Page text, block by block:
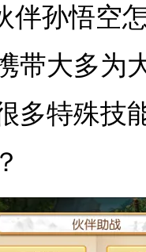
伴孙悟空
带大多为
多特殊技